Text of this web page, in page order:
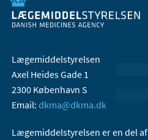
Lægemiddelstyrelsen
Axel Heides Gade 1
2300 København S
Email: dkma@dkma.dk
Lægemiddelstyrelsen er en del af